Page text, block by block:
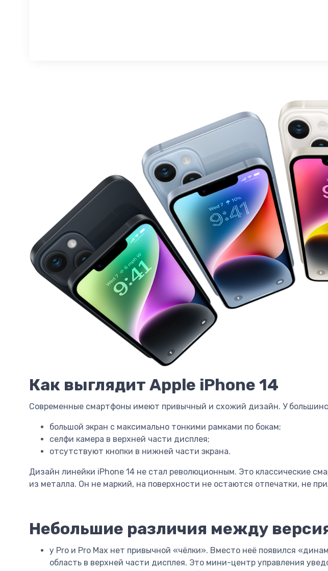
Как выглядит Apple iPhone 14
Современные смартфоны имеют привычный и схожий дизайн. У
большой экран с максимально тонкими рамками по бокам;
селфи камера в верхней части дисплея;
отсутствуют кнопки в нижней части экрана.
Дизайн линейки iPhone 14 не стал революционным. Это классические
из металла. Он не маркий, на поверхности не остаются отпечатки, не
Небольшие различия между
у Pro и Pro Max нет привычной «чёлки». Вместо неё появился
область в верхней части дисплея. Это мини-центр управления